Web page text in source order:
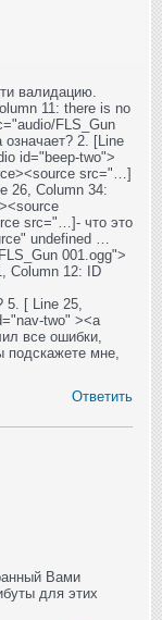
валидацию.
11: there is no
FLS_Gun
2. [Line
id="beep-two">
src="…]
26, Column 34:
src="…]- что это
undefined …
001.ogg">
Column 12: ID
5. [ Line 25,
two" ><a
все ошибки,
подскажете мне,
Ответить
Вами
для этих